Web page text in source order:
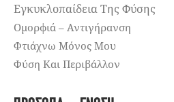
Εγκυκλοπαίδεια Της Φύσης
Ομορφιά – Αντιγήρανση
Φτιάχνω Μόνος Μου
Φύση Και Περιβάλλον